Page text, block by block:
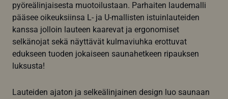
pyöreälinjaisesta muotoilustaan. Parhaiten laudemalli
pääsee oikeuksiinsa L- ja U-mallisten istuinlauteiden
kanssa jolloin lauteen kaarevat ja ergonomiset
selkänojat sekä näyttävät kulmaviuhka erottuvat
edukseen tuoden jokaiseen saunahetkeen ripauksen
luksusta!
Lauteiden ajaton ja selkeälinjainen design luo saunaan